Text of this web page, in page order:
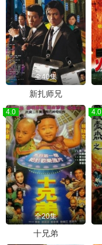
全40集
新扎师兄
4.0
全20集
十兄弟
4.0